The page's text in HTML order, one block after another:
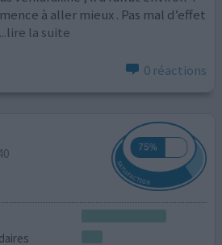
à aller mieux . Pas mal d’effet
...lire la suite
0 réactions